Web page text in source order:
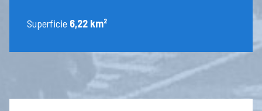
Superficie 6,22 km²